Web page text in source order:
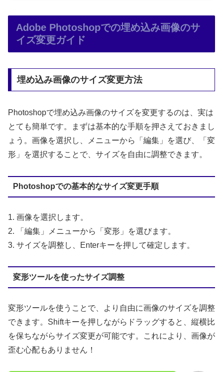
Adobe Photoshopでの埋め込み画像のサ
イズ変更ガイド
埋め込み画像のサイズ変更方法
Photoshopで埋め込み画像のサイズを変更するのは、実は
とても簡単です。まずは基本的な手順を押さえておきまし
ょう。画像を選択し、メニューから「編集」を選び、「変
形」を選択することで、サイズを自由に調整できます。
Photoshopでの基本的なサイズ変更手順
1. 画像を選択します。
2. 「編集」メニューから「変形」を選びます。
3. サイズを調整し、Enterキーを押して確定します。
変形ツールを使ったサイズ調整
変形ツールを使うことで、より自由に画像のサイズを調整
できます。Shiftキーを押しながらドラッグすると、縦横比
を保ちながらサイズ変更が可能です。これにより、画像が
歪む心配もありません！